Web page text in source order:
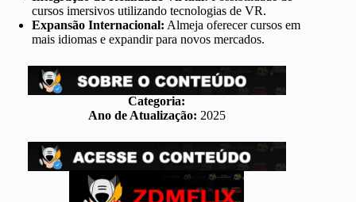
cursos imersivos utilizando tecnologias de VR.
Expansão Internacional: Almeja oferecer cursos em
mais idiomas e expandir para novos mercados.
Categoria:
Ano de Atualização: 2025